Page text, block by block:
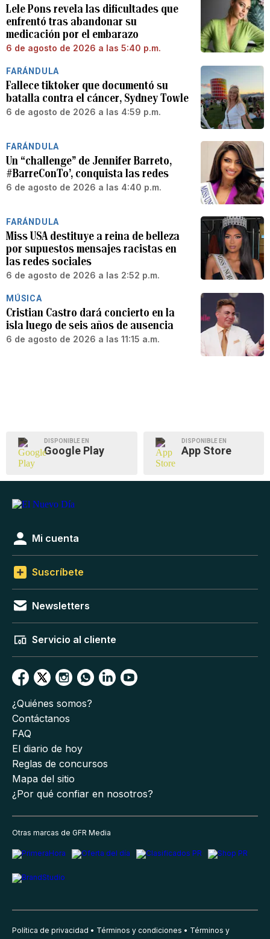
Lele Pons revela las dificultades que
enfrentó tras abandonar su
medicación por el embarazo
6 de agosto de 2026 a las 5:40 p.m.
FARÁNDULA
Fallece tiktoker que documentó su
batalla contra el cáncer, Sydney Towle
6 de agosto de 2026 a las 4:59 p.m.
FARÁNDULA
Un “challenge” de Jennifer Barreto,
#BarreConTo’, conquista las redes
6 de agosto de 2026 a las 4:40 p.m.
FARÁNDULA
Miss USA destituye a reina de belleza
por supuestos mensajes racistas en
las redes sociales
6 de agosto de 2026 a las 2:52 p.m.
MÚSICA
Cristian Castro dará concierto en la
isla luego de seis años de ausencia
6 de agosto de 2026 a las 11:15 a.m.
DISPONIBLE EN
Google Play
DISPONIBLE EN
App Store
Mi cuenta
Suscríbete
Newsletters
Servicio al cliente
¿Quiénes somos?
Contáctanos
FAQ
El diario de hoy
Reglas de concursos
Mapa del sitio
¿Por qué confiar en nosotros?
Otras marcas de GFR Media
Política de privacidad Términos y condiciones Términos y